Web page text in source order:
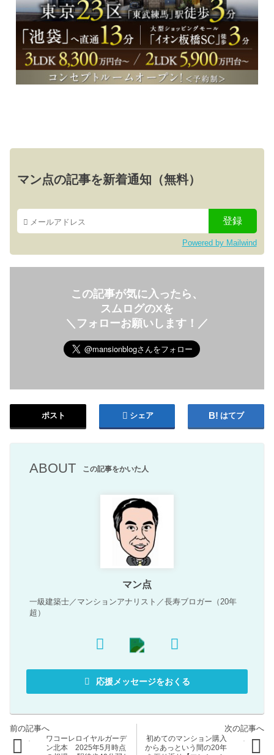
マン点の記事を新着通知（無料）
Powered by Mailwind
この記事が気に入ったら、
スムログのXを
＼フォローお願いします！／
ポスト シェア はてブ
ABOUT この記事をかいた人
マン点
一級建築士／マンションアナリスト／長寿ブロガー（20年
超）
応援メッセージをおくる
ワコーレロイヤルガーデ
ン北本 2025年5月時点
初めてのマンション購入
からあっという間の20年